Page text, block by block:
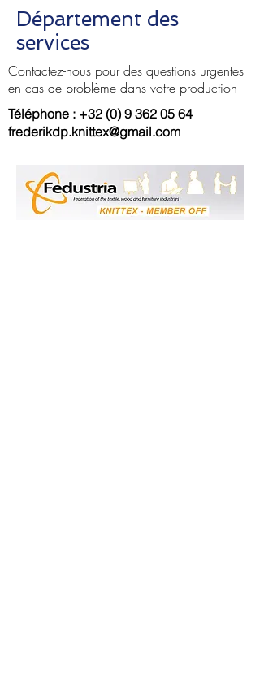
Département des
services
Contactez-nous pour des questions urgentes
en cas de problème dans votre production
Téléphone : +32 (0) 9 362 05 64
frederikdp.knittex@gmail.com